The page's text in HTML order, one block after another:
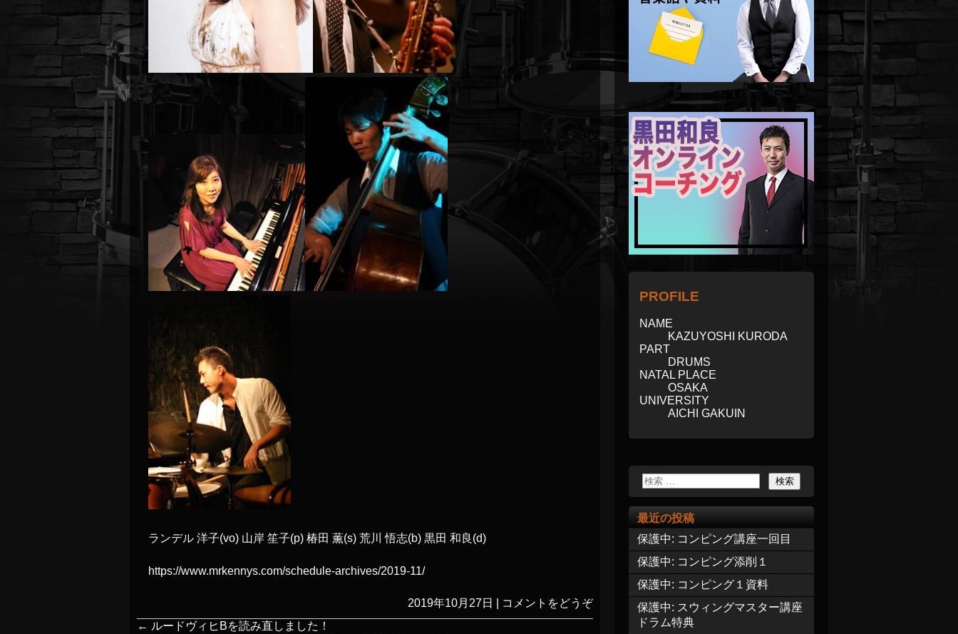
ランデル 洋子(vo) 山岸 笙子(p) 椿田 薫(s) 荒川 悟志(b) 黒田 和良(d)
https://www.mrkennys.com/schedule-archives/2019-11/
2019年10月27日
コメントをどうぞ
← ルードヴィヒBを読み直しました！
PROFILE
NAME
KAZUYOSHI KURODA
PART
DRUMS
NATAL PLACE
OSAKA
UNIVERSITY
AICHI GAKUIN
最近の投稿
保護中: コンピング講座一回目
保護中: コンピング添削１
保護中: コンピング１資料
保護中: スウィングマスター講座
ドラム特典